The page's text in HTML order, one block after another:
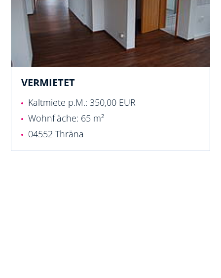
VERMIETET
Kaltmiete p.M.: 350,00 EUR
Wohnfläche: 65 m²
04552 Thräna